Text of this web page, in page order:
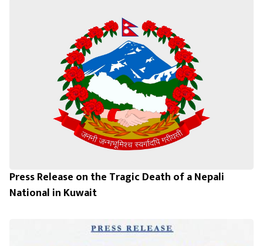
Press Release on the Tragic Death of a Nepali
National in Kuwait